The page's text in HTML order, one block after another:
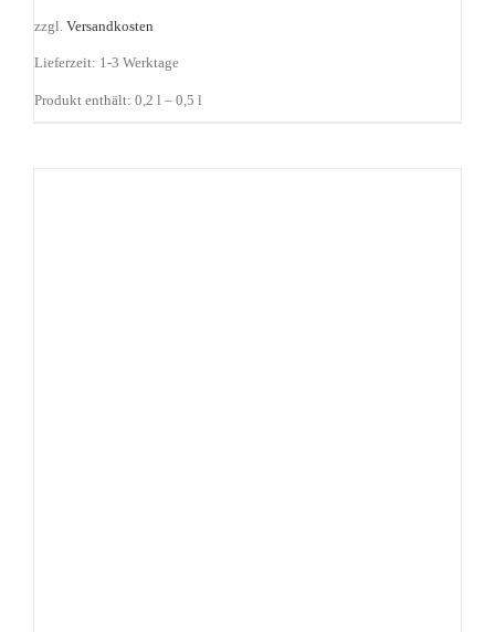
zzgl. Versandkosten
Lieferzeit: 1-3 Werktage
Produkt enthält: 0,2 l – 0,5 l